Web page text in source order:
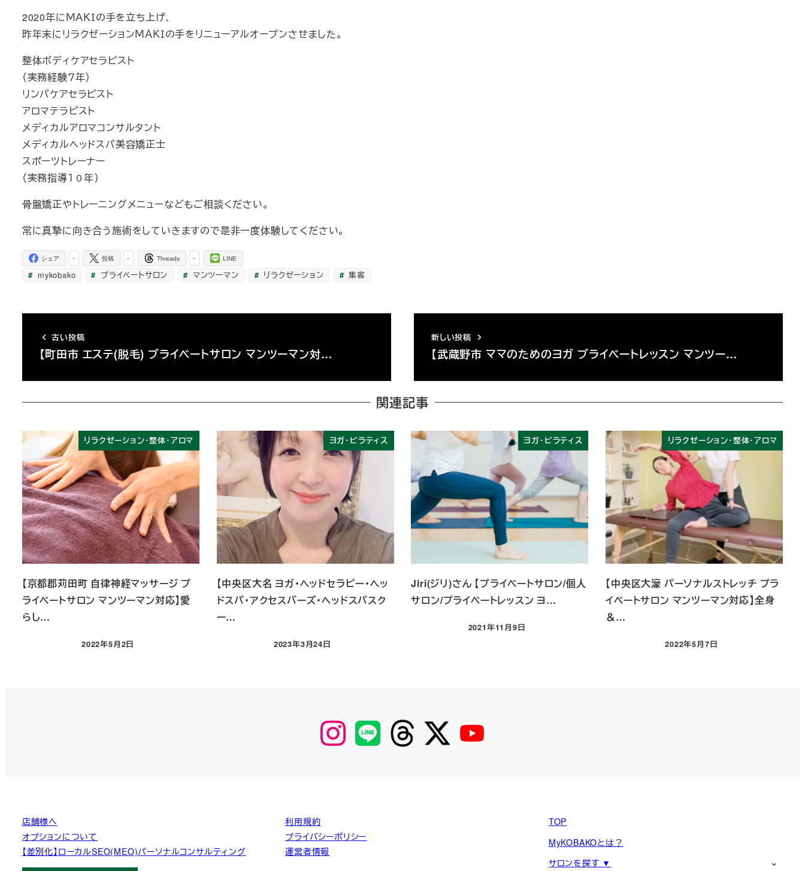
2020年にＭＡＫＩの手を立ち上げ、
昨年末にリラクゼーションＭＡＫＩの手をリニューアルオープンさせました。
整体ボディケアセラピスト
（実務経験７年）
リンパケアセラピスト
アロマテラピスト
メディカルアロマコンサルタント
メディカルヘッドスパ美容矯正士
スポーツトレーナー
（実務指導１０年）
骨盤矯正やトレーニングメニューなどもご相談ください。
常に真摯に向き合う施術をしていきますので是非一度体験してください。
-
シェア -
投稿 -
Threads LINE
mykobako プライベートサロン マンツーマン リラクゼーション 集客
古い投稿
【町田市 エステ(脱毛) プライベートサロン マンツーマン対…
新しい投稿
【武蔵野市 ママのためのヨガ プライベートレッスン マンツー…
関連記事
リラクゼーション・整体・アロマ
【京都郡苅田町 自律神経マッサージ プ
ライベートサロン マンツーマン対応】愛
らし…
投稿日
2022年5月2日
ヨガ・ピラティス
【中央区大名 ヨガ・ヘッドセラピー・ヘッ
ドスパ・アクセスバーズ・ヘッドスパスク
ー…
投稿日
2023年3月24日
ヨガ・ピラティス
Jiri(ジリ)さん 【プライベートサロン/個人
サロン/プライベートレッスン ヨ…
投稿日
2021年11月9日
リラクゼーション・整体・アロマ
【中央区大濠 パーソナルストレッチ プラ
イベートサロン マンツーマン対応】全身
＆…
投稿日
2022年5月7日
【Instagram】
MyKOBAKO
【LINE】 【threads】 【Twitter】
店舗様へ
オプションについて
【差別化】ローカルSEO(MEO)パーソナルコンサルティング
利用規約
プライバシーポリシー
運営者情報
TOP
MyKOBAKOとは？
サロンを探す ▼